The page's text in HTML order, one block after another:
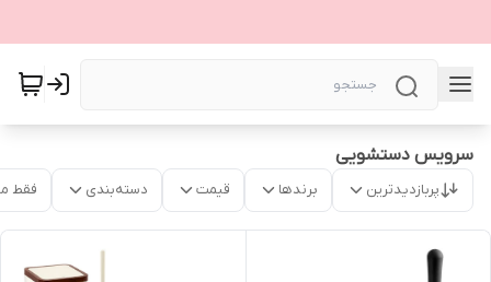
سرویس دستشویی
پربازدیدترین برندها قیمت دسته‌بندی فقط